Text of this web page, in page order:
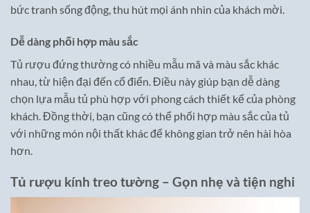
bức tranh sống động, thu hút mọi ánh nhìn của khách mời.
Dễ dàng phối hợp màu sắc
Tủ rượu đứng thường có nhiều mẫu mã và màu sắc khác
nhau, từ hiện đại đến cổ điển. Điều này giúp bạn dễ dàng
chọn lựa mẫu tủ phù hợp với phong cách thiết kế của phòng
khách. Đồng thời, bạn cũng có thể phối hợp màu sắc của tủ
với những món nội thất khác để không gian trở nên hài hòa
hơn.
Tủ rượu kính treo tường – Gọn nhẹ và tiện nghi